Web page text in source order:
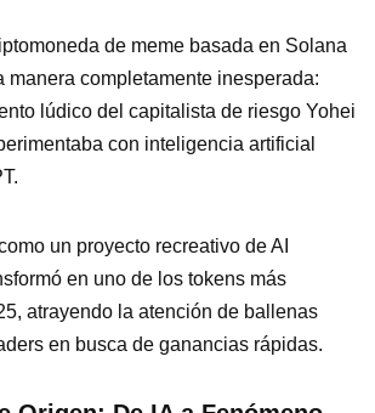
de meme basada en Solana
manera completamente inesperada:
lúdico del capitalista de riesgo Yohei
con inteligencia artificial
un proyecto recreativo de AI
en uno de los tokens más
atrayendo la atención de ballenas
en busca de ganancias rápidas.